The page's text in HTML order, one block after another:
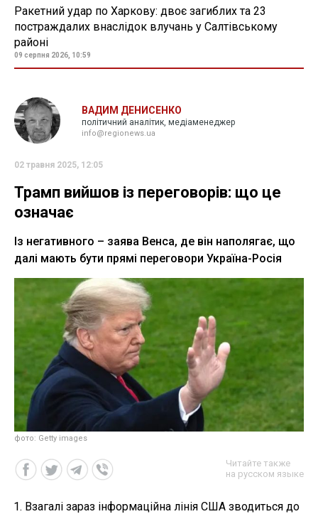
Ракетний удар по Харкову: двоє загиблих та 23
постраждалих внаслідок влучань у Салтівському
районі
09 серпня 2026, 10:59
ВАДИМ ДЕНИСЕНКО
політичний аналітик, медіаменеджер
info@regionews.ua
02 травня 2025, 12:05
Трамп вийшов із переговорів: що це
означає
Із негативного – заява Венса, де він наполягає, що
далі мають бути прямі переговори Україна-Росія
фото: Getty images
Читайте также
на русском языке
Взагалі зараз інформаційна лінія США зводиться до